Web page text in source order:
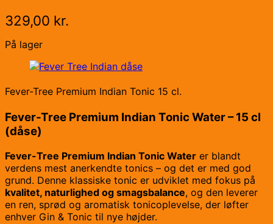
329,00 kr.
På lager
Fever-Tree Premium Indian Tonic 15 cl.
Fever-Tree Premium Indian Tonic Water – 15 cl
(dåse)
Fever-Tree Premium Indian Tonic Water er blandt
verdens mest anerkendte tonics – og det er med god
grund. Denne klassiske tonic er udviklet med fokus på
kvalitet, naturlighed og smagsbalance, og den leverer
en ren, sprød og aromatisk tonicoplevelse, der løfter
enhver Gin & Tonic til nye højder.